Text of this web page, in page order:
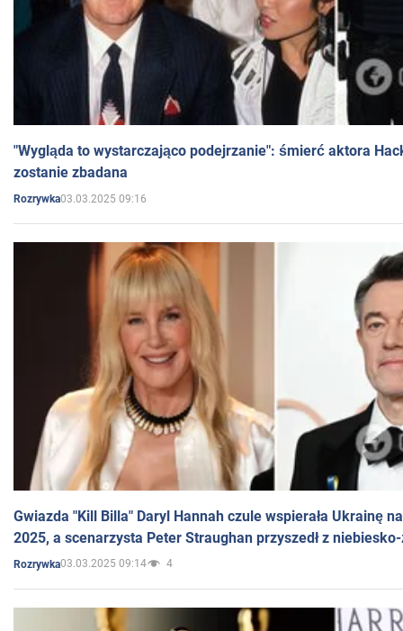
"Wygląda to wystarczająco podejrzanie": śmierć aktora
zostanie zbadana
Rozrywka03.03.2025 09:16
Gwiazda "Kill Billa" Daryl Hannah czule wspierała Ukrainę
2025, a scenarzysta Peter Straughan przyszedł z
Rozrywka03.03.2025 09:14 4